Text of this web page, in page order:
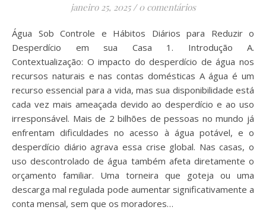
janeiro 25, 2025 / 0 comentários
Água Sob Controle e Hábitos Diários para Reduzir o
Desperdício em sua Casa 1. Introdução A.
Contextualização: O impacto do desperdício de água nos
recursos naturais e nas contas domésticas A água é um
recurso essencial para a vida, mas sua disponibilidade está
cada vez mais ameaçada devido ao desperdício e ao uso
irresponsável. Mais de 2 bilhões de pessoas no mundo já
enfrentam dificuldades no acesso à água potável, e o
desperdício diário agrava essa crise global. Nas casas, o
uso descontrolado de água também afeta diretamente o
orçamento familiar. Uma torneira que goteja ou uma
descarga mal regulada pode aumentar significativamente a
conta mensal, sem que os moradores…